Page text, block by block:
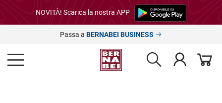
NOVITÀ! Scarica la nostra APP
Passa a BERNABEI BUSINESS